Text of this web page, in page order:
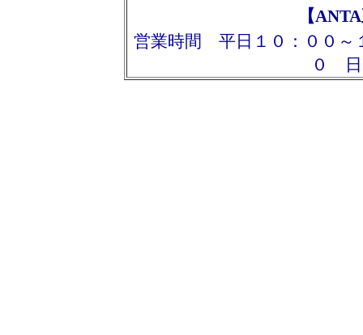
【ANTA
営業時間 平日１０：００～
０ 日